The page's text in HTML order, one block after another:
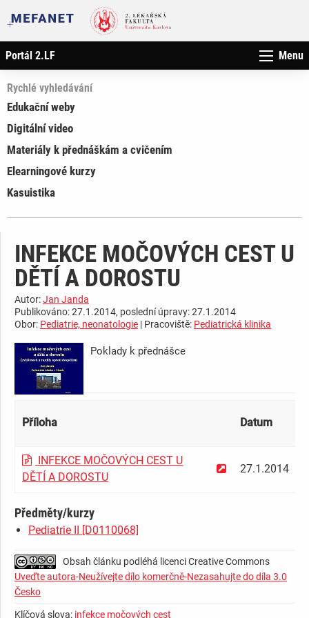
Portál 2.LF Menu
Rychlé vyhledávání
Edukační weby
Digitální video
Materiály k přednáškám a cvičením
Elearningové kurzy
Kasuistika
INFEKCE MOČOVÝCH CEST U
DĚTÍ A DOROSTU
Autor:Jan Janda
Publikováno: 27.1.2014, poslední úpravy: 27.1.2014
Obor: Pediatrie, neonatologie | Pracoviště: Pediatrická klinika
Poklady k přednášce
Příloha Datum
INFEKCE MOČOVÝCH CEST U
DĚTÍ A DOROSTU
27.1.2014
Předměty/kurzy
Pediatrie II [D0110068]
Obsah článku podléhá licenci Creative Commons
Uveďte autora-Neužívejte dílo komerčně-Nezasahujte do díla 3.0
Česko
Klíčová slova: infekce močových cest